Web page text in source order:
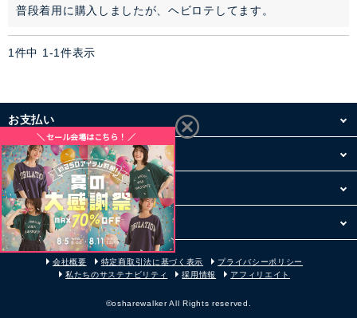
アウター
コーデセット・セットアイテム
バッグ
アクセサリー
ファッション雑貨
セレモニー・オケージョン
普段着用に購入しましたが、ヘビロテしてます。
1 件中 1 -1 件表示
お支払い
配送・送料
お買い物について
その他
会社概要 特定商取引法に基づく表示
プライバシーポリシー
私たちのサステナビリティ
採用情報 アフィリエイト
©osharewalker All Rights reserved.